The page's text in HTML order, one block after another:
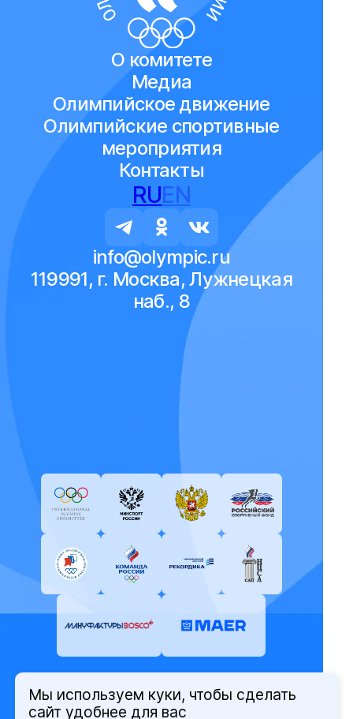
О комитете
Медиа
Олимпийское движение
Олимпийские спортивные
мероприятия
Контакты
RUEN
info@olympic.ru
119991, г. Москва, Лужнецкая
наб., 8
© Олимпийский комитет России,
Мы используем куки, чтобы сделать
сайт удобнее для вас